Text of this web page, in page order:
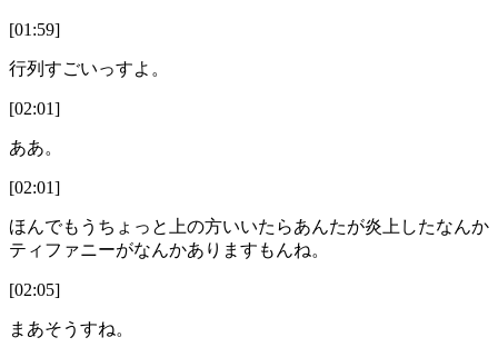
[01:59]
行列すごいっすよ。
[02:01]
ああ。
[02:01]
ほんでもうちょっと上の方いいたらあんたが炎上したなんか
ティファニーがなんかありますもんね。
[02:05]
まあそうすね。